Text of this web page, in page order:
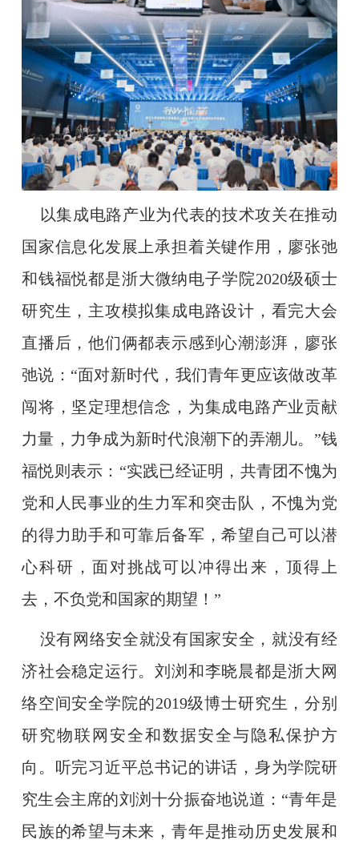
以集成电路产业为代表的技术攻关在推动
国家信息化发展上承担着关键作用，廖张弛
和钱福悦都是浙大微纳电子学院2020级硕士
研究生 ，主攻模拟集成电路设计，看完大会
直播后，他们俩都表示感到心潮澎湃，廖张
弛说： “面对新时代，我们青年更应该做改革
闯将，坚定理想信念，为集成电路产业贡献
力量，力争成为新时代浪潮下的弄潮儿。”钱
福悦则表示：“实践已经证明，共青团不愧为
党和人民事业的生力军和突击队，不愧为党
的得力助手和可靠后备军，希望自己可以潜
心科研，面对挑战可以冲得出来，顶得上
去，不负党和国家的期望！”
没有网络安全就没有国家安全，就没有经
济社会稳定运行。刘浏和李晓晨都是浙大网
络空间安全学院的2019级博士研究生 ，分别
研究物联网安全和数据安全与隐私保护方
向。听完习近平总书记的讲话，身为学院研
究生会主席的刘浏十分振奋地说道： “青年是
民族的希望与未来，青年是推动历史发展和